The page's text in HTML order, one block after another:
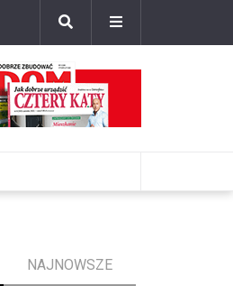
NAJNOWSZE